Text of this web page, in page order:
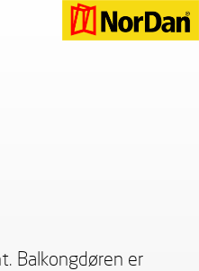
Balkongdøren er